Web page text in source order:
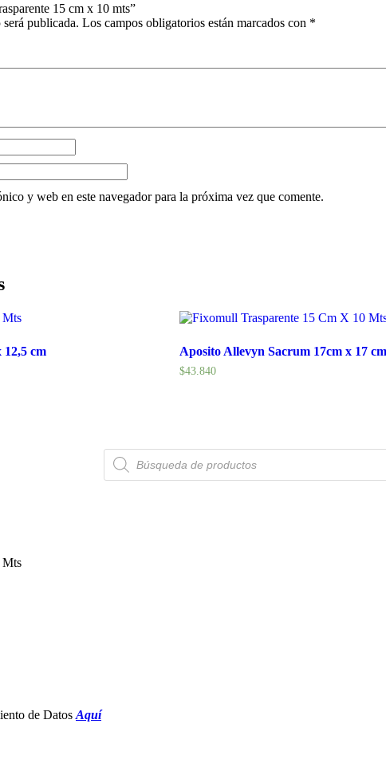
15 cm x 10 mts”
publicada. Los campos obligatorios están marcados con *
y web en este navegador para la próxima vez que comente.
12,5 cm Aposito Allevyn Sacrum 17cm x 17 cm
$43.840
Búsqueda
de
productos
de DatosAquí